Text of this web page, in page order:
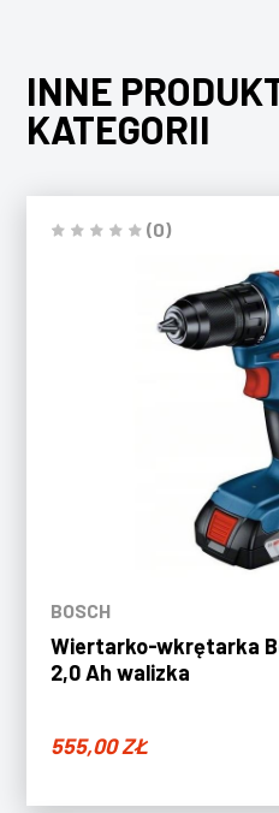
INNE
KATEGORII
(0)
BOSCH
Wiertarko-wkrętarka
2,0 Ah walizka
555,00ZŁ